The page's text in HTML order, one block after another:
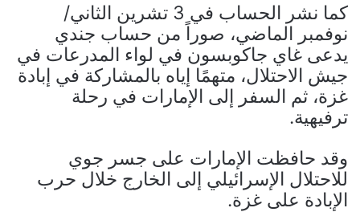
كما نشر الحساب في 3 تشرين الثاني/
نوفمبر الماضي، صوراً من حساب جندي
يدعى غاي جاكوبسون في لواء المدرعات في
جيش الاحتلال، متهمًا إياه بالمشاركة في إبادة
غزة، ثم السفر إلى الإمارات في رحلة
ترفيهية.
وقد حافظت الإمارات على جسر جوي
للاحتلال الإسرائيلي إلى الخارج خلال حرب
الإبادة على غزة.